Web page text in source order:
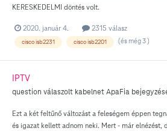
KERESKEDELMI döntés volt.
2020. január 4. 2315 válasz
cisco isb2231 cisco isb2201 (és még 3 )
IPTV
question válaszolt kabelnetApaFia
Ezt a két feltűnő változást a feleségem éppen
és igazat kellett adnom neki. Mert - már elnézést,